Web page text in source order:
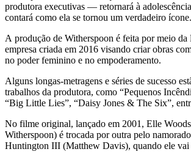
produtora executivas — retornará à
contará como ela se tornou um verdadeiro ícone.
A produção de Witherspoon é feita por meio da
empresa criada em 2016 visando criar obras
no poder feminino e no empoderamento.
Alguns longas-metragens e séries de sucesso
trabalhos da produtora, como “Pequenos
“Big Little Lies”, “Daisy Jones & The Six”,
No filme original, lançado em 2001, Elle
Witherspoon) é trocada por outra pelo
Huntington III (Matthew Davis), quando ele vai